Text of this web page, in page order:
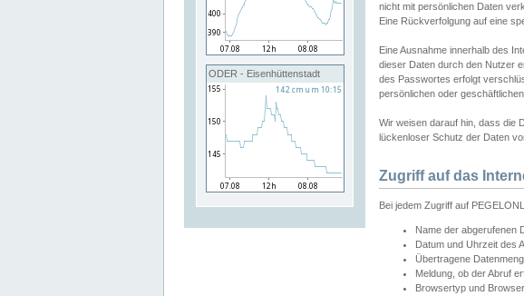
ODER - Eisenhüttenstadt
nicht mit persönlichen Daten
Eine Rückverfolgung auf eine
Eine Ausnahme innerhalb des
dieser Daten durch den Nutzer
des Passwortes erfolgt
persönlichen oder
Wir weisen darauf hin, dass die
lückenloser Schutz der Daten
Zugriff auf das
Bei jedem Zugriff auf
Name der abgerufenen
Datum und Uhrzeit des
Übertragene
Meldung, ob der Abruf
Browsertyp und